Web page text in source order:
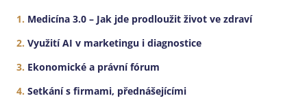
1. Medicína 3.0 – Jak jde prodloužit život ve zdraví
2. Využití AI v marketingu i diagnostice
3. Ekonomické a právní fórum
4. Setkání s firmami, přednášejícími